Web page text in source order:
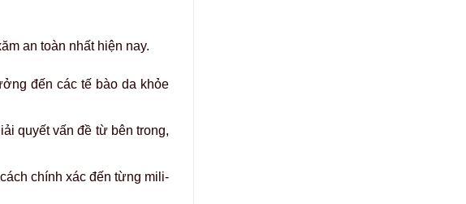
an toàn nhất hiện nay.
đến các tế bào da khỏe
quyết vấn đề từ bên trong,
chính xác đến từng mili-